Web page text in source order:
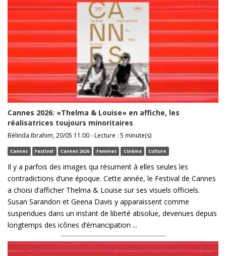
Cannes 2026: «Thelma & Louise» en affiche, les
réalisatrices toujours minoritaires
Bélinda Ibrahim, 20/05 11:00 - Lecture : 5 minute(s)
Cannes Festival Cannes 2026 Femmes Cinéma Culture
Il y a parfois des images qui résument à elles seules les
contradictions d’une époque. Cette année, le Festival de Cannes
a choisi d’afficher Thelma & Louise sur ses visuels officiels.
Susan Sarandon et Geena Davis y apparaissent comme
suspendues dans un instant de liberté absolue, devenues depuis
longtemps des icônes d’émancipation ...